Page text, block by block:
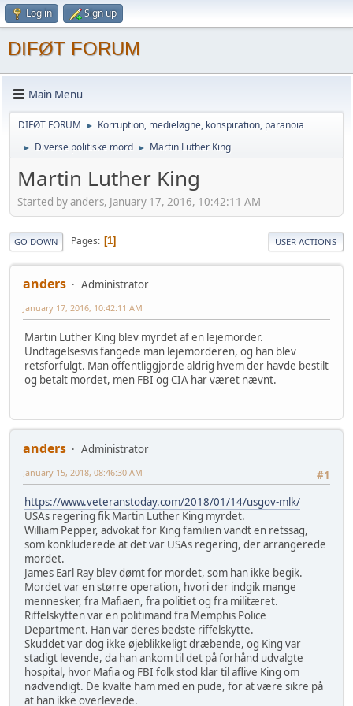
Log in Sign up
DIFØT FORUM
Main Menu
DIFØT FORUM ► Korruption, medieløgne, konspiration, paranoia
► Diverse politiske mord ► Martin Luther King
Martin Luther King
Started by anders, January 17, 2016, 10:42:11 AM
GO DOWN Pages 1 USER ACTIONS
anders Administrator
January 17, 2016, 10:42:11 AM
Martin Luther King blev myrdet af en lejemorder.
Undtagelsesvis fangede man lejemorderen, og han blev
retsforfulgt. Man offentliggjorde aldrig hvem der havde bestilt
og betalt mordet, men FBI og CIA har været nævnt.
anders
Administrator
#1
January 15, 2018, 08:46:30 AM
https://www.veteranstoday.com/2018/01/14/usgov-mlk/
USAs regering fik Martin Luther King myrdet.
William Pepper, advokat for King familien vandt en retssag,
som konkluderede at det var USAs regering, der arrangerede
mordet.
James Earl Ray blev dømt for mordet, som han ikke begik.
Mordet var en større operation, hvori der indgik mange
mennesker, fra Mafiaen, fra politiet og fra militæret.
Riffelskytten var en politimand fra Memphis Police
Department. Han var deres bedste riffelskytte.
Skuddet var dog ikke øjeblikkeligt dræbende, og King var
stadigt levende, da han ankom til det på forhånd udvalgte
hospital, hvor Mafia og FBI folk stod klar til aflive King om
nødvendigt. De kvalte ham med en pude, for at være sikre på
at han ikke overlevede.